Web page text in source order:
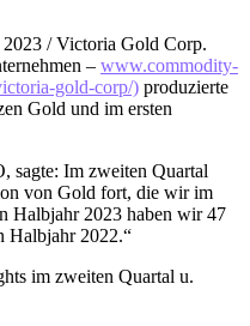
/ Victoria Gold Corp.
– www.commodity-
gold-corp/) produzierte
Gold und im ersten
sagte: Im zweiten Quartal
von Gold fort, die wir im
Halbjahr 2023 haben wir 47
Halbjahr 2022.“
im zweiten Quartal u.